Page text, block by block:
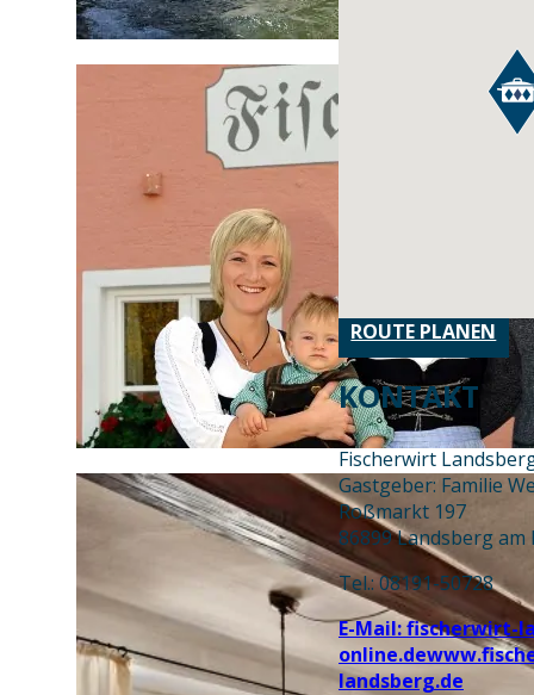
ROUTE PLANEN
KONTAKT
Fischerwirt
Gastgeber: Familie
Roßmarkt 197
86899 Landsberg am
Tel.: 08191-50728
E-Mail: fischerwirt-
online.de
landsberg.de